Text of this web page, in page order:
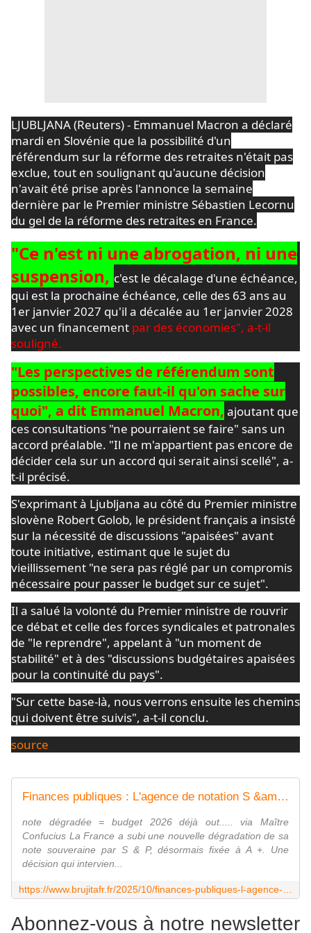
LJUBLJANA (Reuters) - Emmanuel Macron a déclaré
mardi en Slovénie que la possibilité d'un
référendum sur la réforme des retraites n'était pas
exclue, tout en soulignant qu'aucune décision
n'avait été prise après l'annonce la semaine
dernière par le Premier ministre Sébastien Lecornu
du gel de la réforme des retraites en France.
"Ce n'est ni une abrogation, ni une
suspension, c'est le décalage d'une échéance,
qui est la prochaine échéance, celle des 63 ans au
1er janvier 2027 qu'il a décalée au 1er janvier 2028
avec un financement par des économies", a-t-il
souligné.
"Les perspectives de référendum sont
possibles, encore faut-il qu'on sache sur
quoi", a dit Emmanuel Macron, ajoutant que
ces consultations "ne pourraient se faire" sans un
accord préalable. "Il ne m'appartient pas encore de
décider cela sur un accord qui serait ainsi scellé", a-
t-il précisé.
S'exprimant à Ljubljana au côté du Premier ministre
slovène Robert Golob, le président français a insisté
sur la nécessité de discussions "apaisées" avant
toute initiative, estimant que le sujet du
vieillissement "ne sera pas réglé par un compromis
nécessaire pour passer le budget sur ce sujet".
Il a salué la volonté du Premier ministre de rouvrir
ce débat et celle des forces syndicales et patronales
de "le reprendre", appelant à "un moment de
stabilité" et à des "discussions budgétaires apaisées
pour la continuité du pays".
"Sur cette base-là, nous verrons ensuite les chemins
qui doivent être suivis", a-t-il conclu.
source
Finances publiques : L'agence de notation S &amp; P dégrade la note de la #France de AA- à A + - MOINS de BIENS PLUS de LIENS
note dégradée = budget 2026 déjà out..... via Maître
Confucius La France a subi une nouvelle dégradation de sa
note souveraine par S & P, désormais fixée à A +. Une
décision qui intervien...
Abonnez-vous à notre newsletter